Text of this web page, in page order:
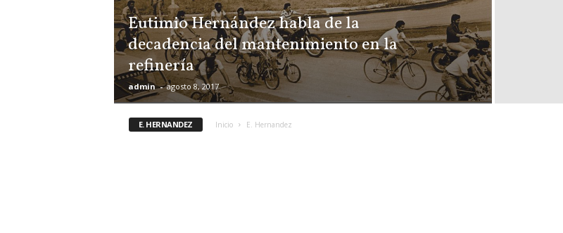
Eutimio Hernández habla de la
decadencia del mantenimiento en la
refinería
admin - agosto 8, 2017
E. HERNANDEZ Inicio E. Hernandez